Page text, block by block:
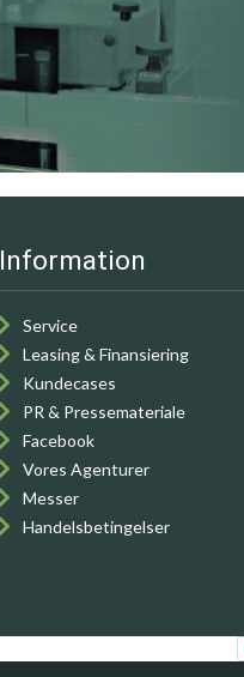
Information
Service
Leasing & Finansiering
Kundecases
PR & Pressemateriale
Facebook
Vores Agenturer
Messer
Handelsbetingelser